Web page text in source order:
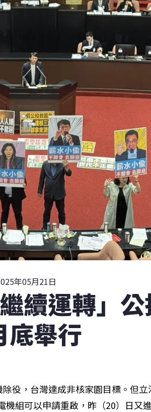
年05月21日
續運轉」
底舉行
役，台灣達成非核家園目標。但
機組可以申請重啟，昨（20）日又